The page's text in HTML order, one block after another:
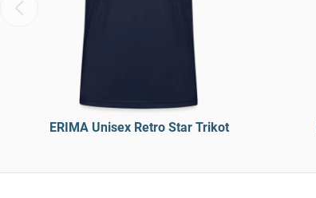
ERIMA Unisex Retro Star Trikot